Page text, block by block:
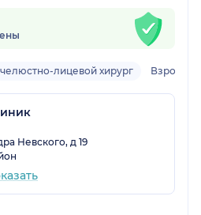
челюстно-лицевой хирург Взрослый
Невского, д 19